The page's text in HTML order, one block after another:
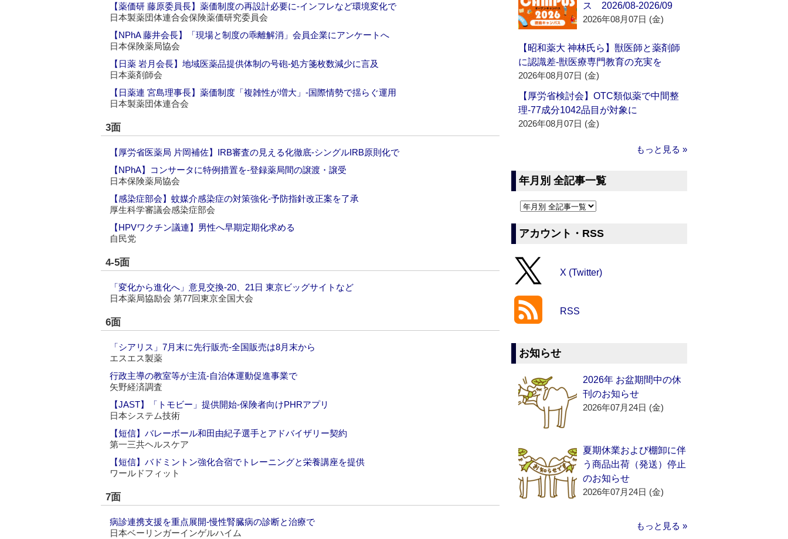
【薬価研 藤原委員長】薬価制度の再設計必要に‐インフレなど環境変化で
日本製薬団体連合会保険薬価研究委員会
【NPhA 藤井会長】「現場と制度の乖離解消」会員企業にアンケートへ
日本保険薬局協会
【日薬 岩月会長】地域医薬品提供体制の号砲‐処方箋枚数減少に言及
日本薬剤師会
【日薬連 宮島理事長】薬価制度「複雑性が増大」‐国際情勢で揺らぐ運用
日本製薬団体連合会
3面
【厚労省医薬局 片岡補佐】IRB審査の見える化徹底‐シングルIRB原則化で
【NPhA】コンサータに特例措置を‐登録薬局間の譲渡・譲受
日本保険薬局協会
【感染症部会】蚊媒介感染症の対策強化‐予防指針改正案を了承
厚生科学審議会感染症部会
【HPVワクチン議連】男性へ早期定期化求める
自民党
4-5面
「変化から進化へ」意見交換‐20、21日 東京ビッグサイトなど
日本薬局協励会 第77回東京全国大会
6面
「シアリス」7月末に先行販売‐全国販売は8月末から
エスエス製薬
行政主導の教室等が主流‐自治体運動促進事業で
矢野経済調査
【JAST】「トモビー」提供開始‐保険者向けPHRアプリ
日本システム技術
【短信】バレーボール和田由紀子選手とアドバイザリー契約
第一三共ヘルスケア
【短信】バドミントン強化合宿でトレーニングと栄養講座を提供
ワールドフィット
7面
病診連携支援を重点展開‐慢性腎臓病の診断と治療で
日本ベーリンガーインゲルハイム
ス 2026/08-2026/09
2026年08月07日 (金)
【昭和薬大 神林氏ら】獣医師と薬剤師
に認識差‐獣医療専門教育の充実を
2026年08月07日 (金)
【厚労省検討会】OTC類似薬で中間整
理‐77成分1042品目が対象に
2026年08月07日 (金)
もっと見る »
年月別 全記事一覧
アカウント・RSS
X (Twitter)
RSS
お知らせ
2026年 お盆期間中の休
刊のお知らせ
2026年07月24日 (金)
夏期休業および棚卸に伴
う商品出荷（発送）停止
のお知らせ
2026年07月24日 (金)
もっと見る »